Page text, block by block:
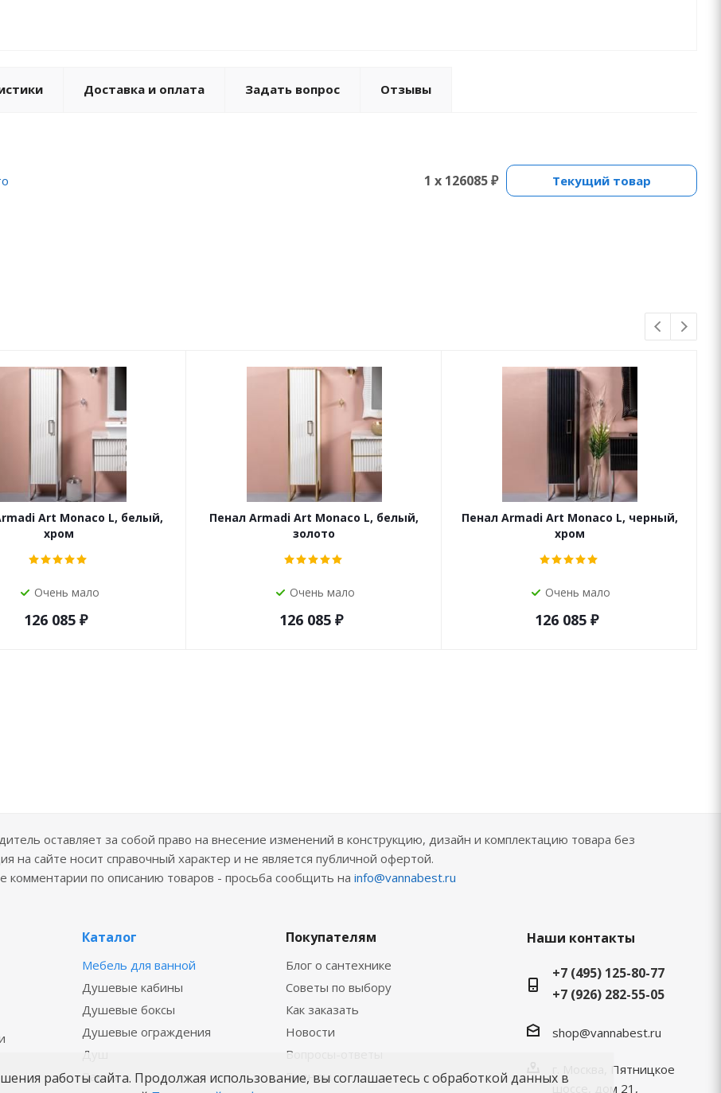
Доставка и оплата Задать вопрос Отзывы
1 x 126085 ₽ Текущий товар
Art Monaco L, белый,
хром
Очень мало
126 085 ₽
Пенал Armadi Art Monaco L, белый,
золото
Очень мало
126 085 ₽
Пенал Armadi Art Monaco L, черный,
хром
Очень мало
126 085 ₽
оставляет за собой право на внесение изменений в конструкцию, дизайн и комплектацию товара без
на сайте носит справочный характер и не является публичной офертой.
комментарии по описанию товаров - просьба сообщить на info@vannabest.ru
Каталог
Мебель для ванной
Душевые кабины
Душевые боксы
Душевые ограждения
Душ
Ванны
Покупателям
Блог о сантехнике
Советы по выбору
Как заказать
Новости
Вопросы-ответы
Бренды
Наши контакты
+7 (495) 125-80-77
+7 (926) 282-55-05
shop@vannabest.ru
г. Москва, Пятницкое
шоссе, дом 21,
работы сайта. Продолжая использование, вы соглашаетесь с обработкой данных в